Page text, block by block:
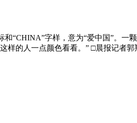
“CHINA”字样，意为“爱中国”。一
样的人一点颜色看看。” □晨报记者郭